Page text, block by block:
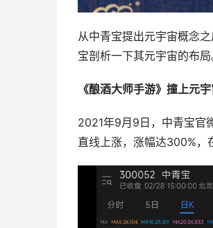
从中青宝提出元宇宙概念
宝剖析一下其元宇宙的布局
《酿酒大师手游》撞上元
2021年9月9日，中青宝官
直线上涨，涨幅达300%，